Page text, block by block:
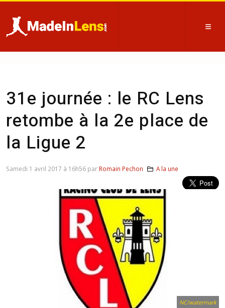
31e journée : le RC Lens
retombe à la 2e place de
la Ligue 2
NC/watermark
Samedi 1 avril 2017 à 16h56 par Romain Pechon A la une